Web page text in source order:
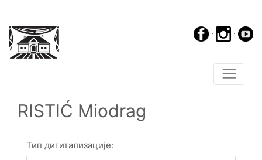
· ·
RISTIĆ Miodrag
Тип дигитализације: